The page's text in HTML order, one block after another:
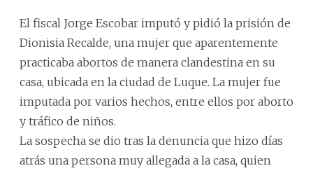
El fiscal Jorge Escobar imputó y pidió la prisión de
Dionisia Recalde, una mujer que aparentemente
practicaba abortos de manera clandestina en su
casa, ubicada en la ciudad de Luque. La mujer fue
imputada por varios hechos, entre ellos por aborto
y tráfico de niños.
La sospecha se dio tras la denuncia que hizo días
atrás una persona muy allegada a la casa, quien